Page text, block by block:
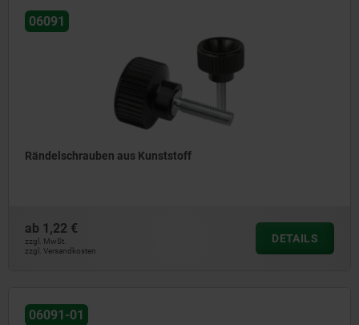
06091
Rändelschrauben aus Kunststoff
ab 1,22 €
zzgl. MwSt.
zzgl. Versandkosten
DETAILS
06091-01